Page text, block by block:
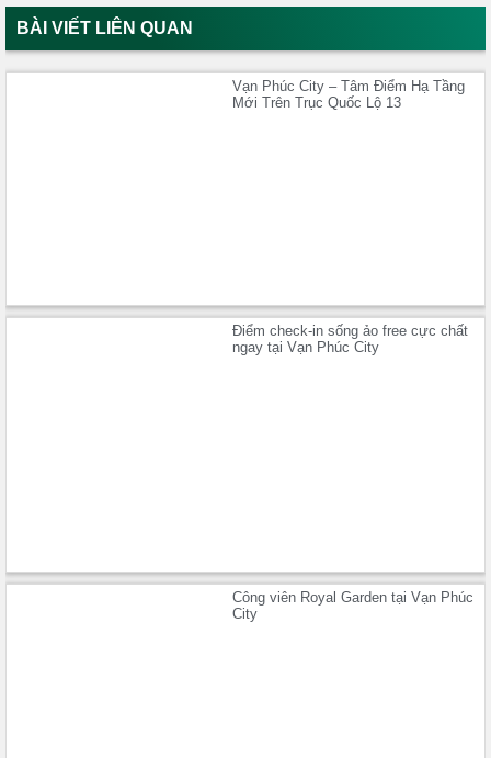
BÀI VIẾT LIÊN QUAN
Vạn Phúc City – Tâm Điểm Hạ Tầng
Mới Trên Trục Quốc Lộ 13
Điểm check-in sống ảo free cực chất
ngay tại Vạn Phúc City
Công viên Royal Garden tại Vạn Phúc
City